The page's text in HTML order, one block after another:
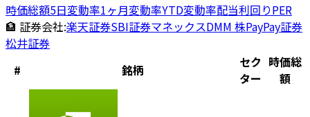
時価総額5日変動率1ヶ月変動率YTD変動率配当利回りPER
🏦 証券会社:楽天証券SBI証券マネックスDMM 株PayPay証券
松井証券
#
銘柄
セク
ター
時価総
額